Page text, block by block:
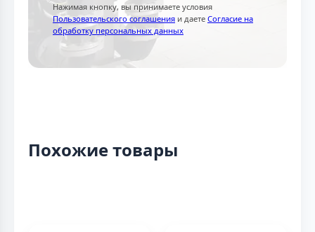
Нажимая кнопку, вы принимаете условия
Пользовательского соглашения и даете Согласие на
обработку персональных данных
Похожие товары